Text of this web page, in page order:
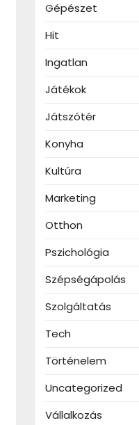
Gépészet
Hit
Ingatlan
Játékok
Játszótér
Konyha
Kultúra
Marketing
Otthon
Pszichológia
Szépségápolás
Szolgáltatás
Tech
Történelem
Uncategorized
Vállalkozás